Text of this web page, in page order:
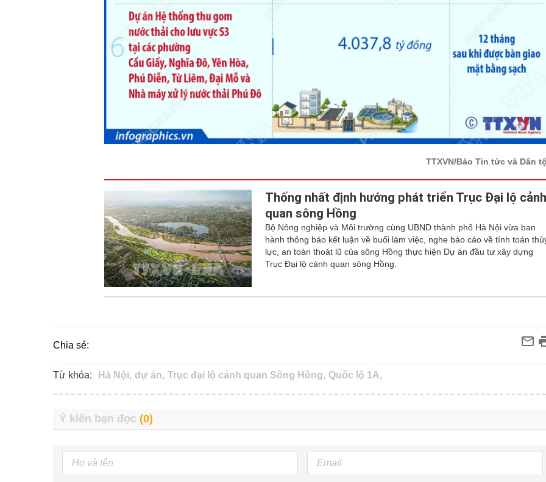
TTXVN/Báo Tin tức và Dân
Thống nhất định hướng phát triển Trục Đại lộ
quan sông Hồng
Bộ Nông nghiệp và Môi trường cùng UBND thành phố Hà Nội vừa ban
hành thông báo kết luận về buổi làm việc, nghe báo cáo về tính toán
lực, an toàn thoát lũ của sông Hồng thực hiện Dự án đầu tư xây dựng
Trục Đại lộ cảnh quan sông Hồng.
Chia sẻ:
Từ khóa: Hà Nội, dự án, Trục đại lộ cảnh quan Sông Hồng, Quốc lộ 1A,